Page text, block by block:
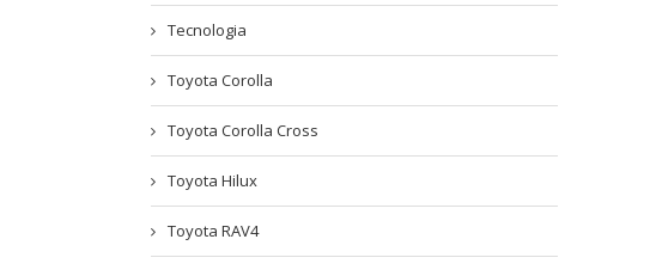
Tecnologia
Toyota Corolla
Toyota Corolla Cross
Toyota Hilux
Toyota RAV4